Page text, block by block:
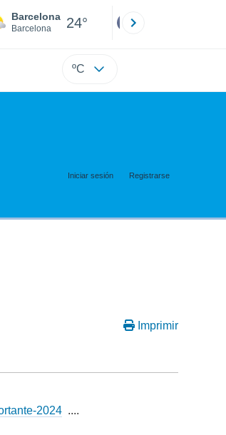
Barcelona
Barcelona 24°
ºC
Iniciar sesión Registrarse
Imprimir
2024 ....